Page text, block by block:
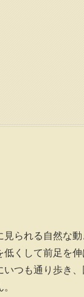
られる自然な
くして前足を伸
つも通り歩き